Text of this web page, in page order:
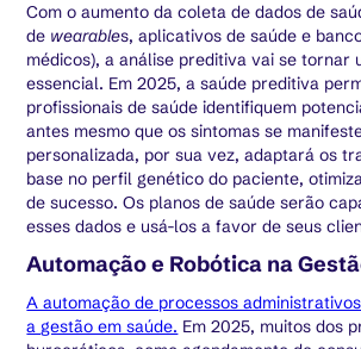
Com o aumento da coleta de dados de
de wearables, aplicativos de saúde e
médicos), a análise preditiva vai se tornar
essencial. Em 2025, a saúde preditiva
profissionais de saúde identifiquem
antes mesmo que os sintomas se
personalizada, por sua vez, adaptará os
base no perfil genético do paciente,
de sucesso. Os planos de saúde serão
esses dados e usá-los a favor de seus
Automação e Robótica na
A automação de processos
a gestão em saúde. Em 2025, muitos dos